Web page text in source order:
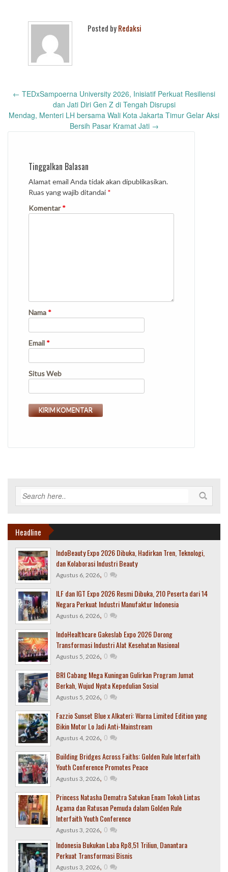
Posted byRedaksi
Post
← TEDxSampoerna University 2026, Inisiatif Perkuat Resiliensi
dan Jati Diri Gen Z di Tengah Disrupsi
Mendag, Menteri LH bersama Wali Kota Jakarta Timur Gelar Aksi
Bersih Pasar Kramat Jati →
Tinggalkan Balasan
Alamat email Anda tidak akan dipublikasikan.
Ruas yang wajib ditandai *
Komentar*
Nama *
Email *
Situs Web
Headline
IndoBeauty Expo 2026 Dibuka, Hadirkan Tren, Teknologi,
dan Kolaborasi Industri Beauty
Agustus 6, 2026, 0
ILF dan IGT Expo 2026 Resmi Dibuka, 210 Peserta dari 14
Negara Perkuat Industri Manufaktur Indonesia
Agustus 6, 2026, 0
IndoHealthcare Gakeslab Expo 2026 Dorong
Transformasi Industri Alat Kesehatan Nasional
Agustus 5, 2026, 0
BRI Cabang Mega Kuningan Gulirkan Program Jumat
Berkah, Wujud Nyata Kepedulian Sosial
Agustus 5, 2026, 0
Fazzio Sunset Blue x Alkateri: Warna Limited Edition yang
Bikin Motor Lo Jadi Anti-Mainstream
Agustus 4, 2026, 0
Building Bridges Across Faiths: Golden Rule Interfaith
Youth Conference Promotes Peace
Agustus 3, 2026, 0
Princess Natasha Dematra Satukan Enam Tokoh Lintas
Agama dan Ratusan Pemuda dalam Golden Rule
Interfaith Youth Conference
Agustus 3, 2026, 0
Indonesia Bukukan Laba Rp8,51 Triliun, Danantara
Perkuat Transformasi Bisnis
Agustus 3, 2026, 0